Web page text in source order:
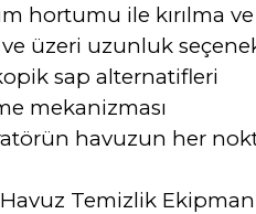
hortumu ile kırılma
üzeri uzunluk
sap alternatifleri
mekanizması
havuzun her
Temizlik Ekipmanı